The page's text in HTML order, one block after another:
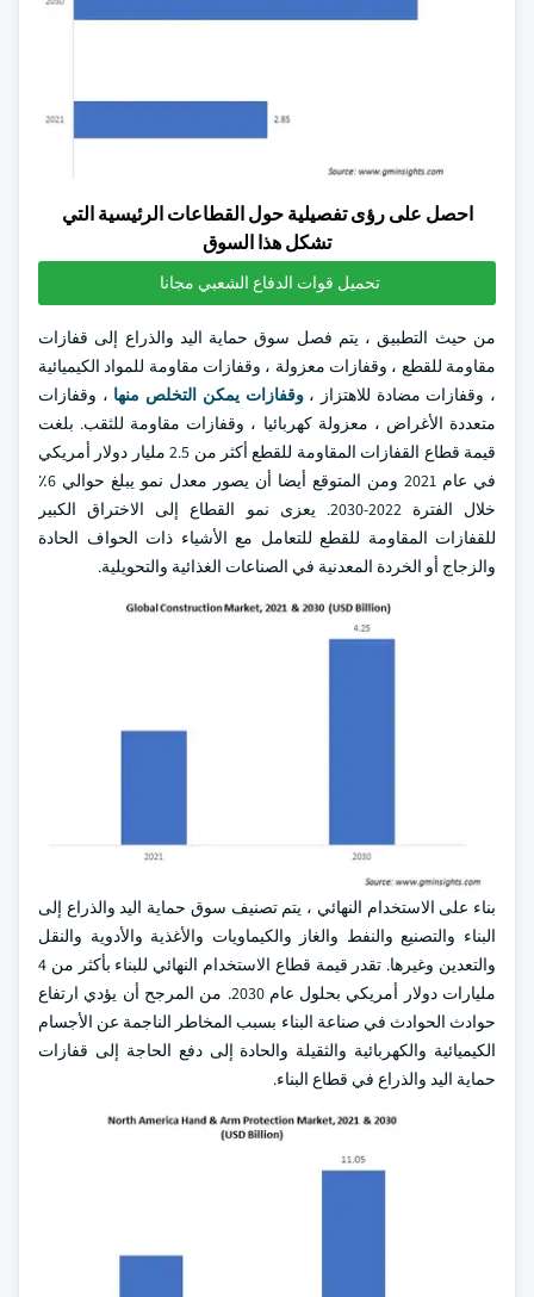
احصل على رؤى تفصيلية حول القطاعات الرئيسية التي
تشكل هذا السوق
تحميل قوات الدفاع الشعبي مجانا
من حيث التطبيق ، يتم فصل سوق حماية اليد والذراع إلى قفازات
مقاومة للقطع ، وقفازات معزولة ، وقفازات مقاومة للمواد الكيميائية
، وقفازات مضادة للاهتزاز ،وقفازات يمكن التخلص منها ، وقفازات
متعددة الأغراض ، معزولة كهربائيا ، وقفازات مقاومة للثقب. بلغت
قيمة قطاع القفازات المقاومة للقطع أكثر من 2.5 مليار دولار أمريكي
في عام 2021 ومن المتوقع أيضا أن يصور معدل نمو يبلغ حوالي 6٪
خلال الفترة 2022-2030. يعزى نمو القطاع إلى الاختراق الكبير
للقفازات المقاومة للقطع للتعامل مع الأشياء ذات الحواف الحادة
والزجاج أو الخردة المعدنية في الصناعات الغذائية والتحويلية.
بناء على الاستخدام النهائي ، يتم تصنيف سوق حماية اليد والذراع إلى
البناء والتصنيع والنفط والغاز والكيماويات والأغذية والأدوية والنقل
والتعدين وغيرها. تقدر قيمة قطاع الاستخدام النهائي للبناء بأكثر من 4
مليارات دولار أمريكي بحلول عام 2030. من المرجح أن يؤدي ارتفاع
حوادث الحوادث في صناعة البناء بسبب المخاطر الناجمة عن الأجسام
الكيميائية والكهربائية والثقيلة والحادة إلى دفع الحاجة إلى قفازات
حماية اليد والذراع في قطاع البناء.